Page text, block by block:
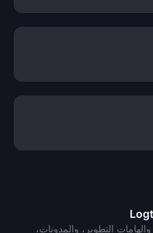
التطوير، والمدونات،